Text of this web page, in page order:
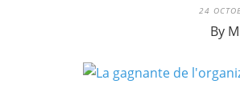
24
By